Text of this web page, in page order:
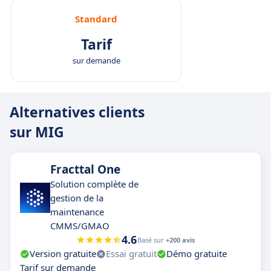
Standard
Tarif
sur demande
Alternatives clients
sur MIG
Fracttal One
Solution complète de
gestion de la
maintenance
CMMS/GMAO
4.6Basé sur +200 avis
Version gratuite Essai gratuit
Démo gratuite
Tarif sur demande